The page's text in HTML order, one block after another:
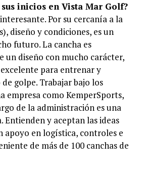
inicios en Vista Mar Golf?
Por su cercanía a la
diseño y condiciones, es un
futuro. La cancha es
un diseño con mucho carácter,
excelente para entrenar y
golpe. Trabajar bajo los
empresa como KemperSports,
de la administración es una
Entienden y aceptan las ideas
apoyo en logística, controles e
de más de 100 canchas de